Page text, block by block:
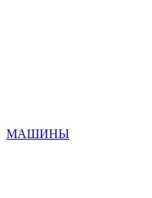
МАШИНЫ